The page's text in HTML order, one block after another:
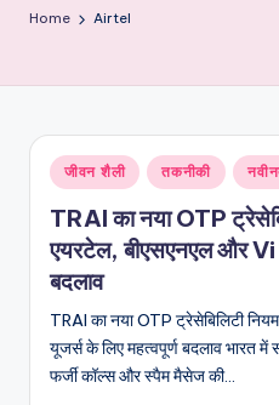
–
और
विश्व
Home Airtel
Posted
in
जीवन शैली तकनीकी
TRAI का नया OTP
एयरटेल, बीएसएनएल और Vi
बदलाव
TRAI का नया OTP ट्रेसेबिलिटी
यूजर्स के लिए महत्वपूर्ण बदलाव भारत
फर्जी कॉल्स और स्पैम मैसेज की…